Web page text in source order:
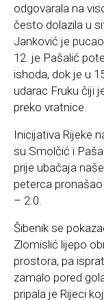
odgovarala na
često dolazila u
Janković je
12. je Pašalić
ishoda, dok je u
udarac Fruku čiji
preko vratnice.
Inicijativa Rijeke
su Smolčić i
prije ubačaja
peterca
– 2:0.
Šibenik se
Zlomislić lijepo
prostora, pa
zamalo pored
pripala je Rijeci